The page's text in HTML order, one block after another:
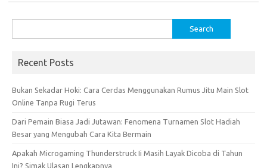
for:
Recent Posts
Bukan Sekadar Hoki: Cara Cerdas Menggunakan Rumus Jitu Main Slot
Online Tanpa Rugi Terus
Dari Pemain Biasa Jadi Jutawan: Fenomena Turnamen Slot Hadiah
Besar yang Mengubah Cara Kita Bermain
Apakah Microgaming Thunderstruck Ii Masih Layak Dicoba di Tahun
Ini? Simak Ulasan Lengkapnya